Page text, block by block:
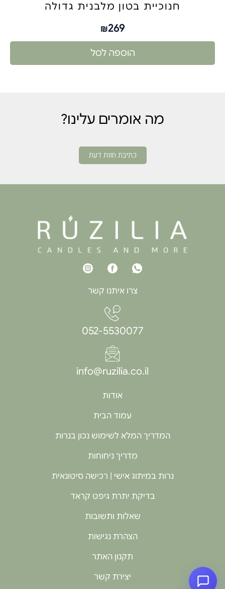
חנוכיית בטון מלבנית גדולה
₪269
הוספה לסל
מה אומרים עלינו?
כתיבת חוות דעת
צרו איתנו קשר
052-5530077
info@ruzilia.co.il
אודות
עמוד הבית
המדריך המלא לשימוש נכון בנרות
מדריך ניחוחות
נרות במיתוג אישי | רכישה סיטונאית
בדיקת יתרת גיפט קראד
שאלות ותשובות
הצהרת נגישות
תקנון האתר
יצירת קשר